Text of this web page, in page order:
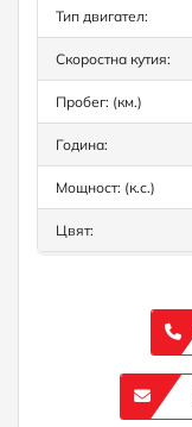
Тип двигател:
Скоростна кутия:
Пробег: (км.)
Година:
Мощност: (к.с.)
Цвят: